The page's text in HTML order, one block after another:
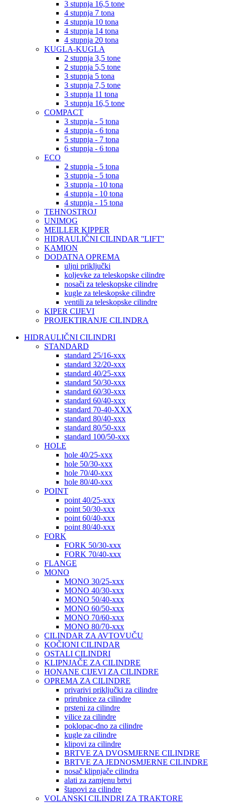
3 stupnja 16,5 tone
4 stupnja 7 tona
4 stupnja 10 tona
4 stupnja 14 tona
4 stupnja 20 tona
KUGLA-KUGLA
2 stupnja 3,5 tone
2 stupnja 5,5 tone
3 stupnja 5 tona
3 stupnja 7,5 tone
3 stupnja 11 tona
3 stupnja 16,5 tone
COMPACT
3 stupnja - 5 tona
4 stupnja - 6 tona
5 stupnja - 7 tona
6 stupnja - 6 tona
ECO
2 stupnja - 5 tona
3 stupnja - 5 tona
3 stupnja - 10 tona
4 stupnja - 10 tona
4 stupnja - 15 tona
TEHNOSTROJ
UNIMOG
MEILLER KIPPER
HIDRAULIČNI CILINDAR ''LIFT''
KAMION
DODATNA OPREMA
uljni priključki
koljevke za teleskopske cilindre
nosači za teleskopske cilindre
kugle za teleskopske cilindre
ventili za teleskopske cilindre
KIPER CIJEVI
PROJEKTIRANJE CILINDRA
HIDRAULIČNI CILINDRI
STANDARD
standard 25/16-xxx
standard 32/20-xxx
standard 40/25-xxx
standard 50/30-xxx
standard 60/30-xxx
standard 60/40-xxx
standard 70-40-XXX
standard 80/40-xxx
standard 80/50-xxx
standard 100/50-xxx
HOLE
hole 40/25-xxx
hole 50/30-xxx
hole 70/40-xxx
hole 80/40-xxx
POINT
point 40/25-xxx
point 50/30-xxx
point 60/40-xxx
point 80/40-xxx
FORK
FORK 50/30-xxx
FORK 70/40-xxx
FLANGE
MONO
MONO 30/25-xxx
MONO 40/30-xxx
MONO 50/40-xxx
MONO 60/50-xxx
MONO 70/60-xxx
MONO 80/70-xxx
CILINDAR ZA AVTOVUČU
KOČIONI CILINDAR
OSTALI CILINDRI
KLIPNJAČE ZA CILINDRE
HONANE CIJEVI ZA CILINDRE
OPREMA ZA CILINDRE
privarivi priključki za cilindre
prirubnice za cilindre
prsteni za cilindre
vilice za cilindre
poklopac-dno za cilindre
kugle za cilindre
klipovi za cilindre
BRTVE ZA DVOSMJERNE CILINDRE
BRTVE ZA JEDNOSMJERNE CILINDRE
nosač klipnjače cilindra
alati za zamjenu brtvi
štapovi za cilindre
VOLANSKI CILINDRI ZA TRAKTORE